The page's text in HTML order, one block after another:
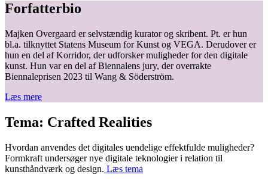
Forfatterbio
Majken Overgaard er selvstændig kurator og skribent. Pt. er hun
bl.a. tilknyttet Statens Museum for Kunst og VEGA. Derudover er
hun en del af Korridor, der udforsker muligheder for den digitale
kunst. Hun var en del af Biennalens jury, der overrakte
Biennaleprisen 2023 til Wang & Söderström.
Læs mere
Tema: Crafted Realities
Hvordan anvendes det digitales uendelige effektfulde muligheder?
Formkraft undersøger nye digitale teknologier i relation til
kunsthåndværk og design. Læs tema